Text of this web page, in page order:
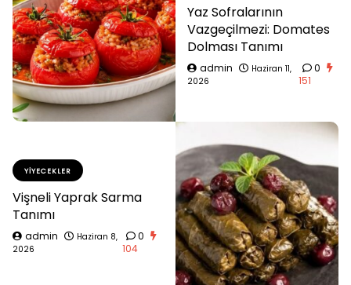
Yaz Sofralarının
Vazgeçilmezi: Domates
Dolması Tanımı
admin
Haziran 11,
2026
0
151
YIYECEKLER
Vişneli Yaprak Sarma
Tanımı
admin
Haziran 8,
2026
0
104